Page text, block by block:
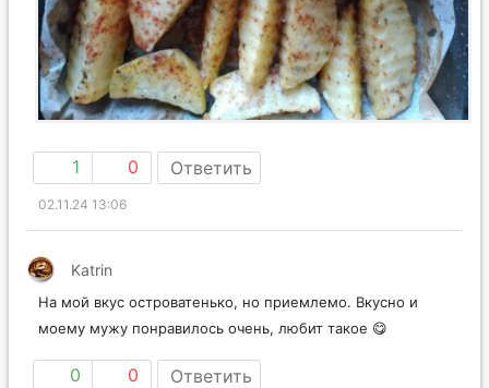
1 0 Ответить
02.11.24 13:06
Katrin
На мой вкус островатенько, но приемлемо. Вкусно и
моему мужу понравилось очень, любит такое 😋
0 0 Ответить